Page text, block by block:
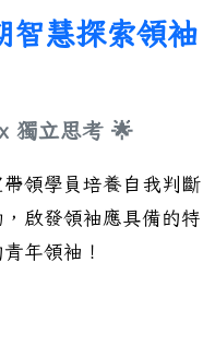
智慧探索領袖
獨立思考 🌟
領學員培養自我判斷
啟發領袖應具備的特
年領袖！